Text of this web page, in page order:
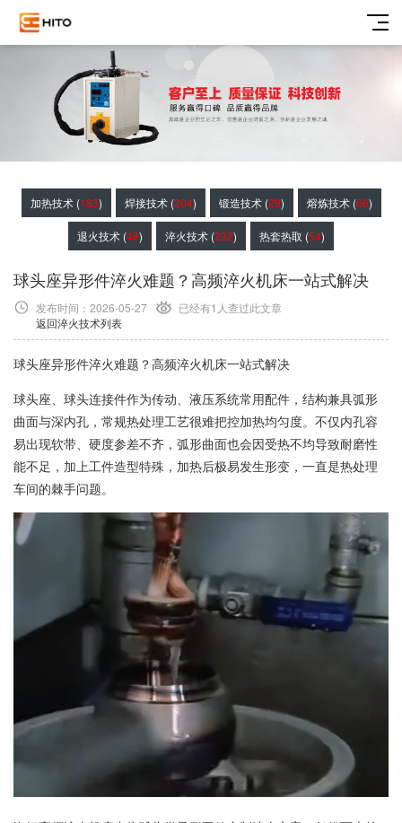
加热技术 (183) 焊接技术 (204) 锻造技术 (29) 熔炼技术 (66)
退火技术 (48) 淬火技术 (232) 热套热取 (54)
​球头座异形件淬火难题？高频淬火机床一站式解决
发布时间：2026-05-27 已经有1 人查过此文章
返回淬火技术列表
球头座异形件淬火难题？高频淬火机床一站式解决
球头座、球头连接件作为传动、液压系统常用配件，结构兼具弧形
曲面与深内孔，常规热处理工艺很难把控加热均匀度。不仅内孔容
易出现软带、硬度参差不齐，弧形曲面也会因受热不均导致耐磨性
能不足，加上工件造型特殊，加热后极易发生形变，一直是热处理
车间的棘手问题。